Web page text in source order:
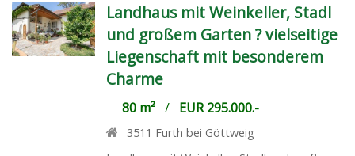
Landhaus mit Weinkeller, Stadl
und großem Garten ? vielseitige
Liegenschaft mit besonderem
Charme
80 m²/ EUR 295.000.-
3511 Furth bei Göttweig